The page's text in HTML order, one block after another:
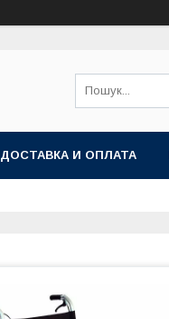
ДОСТАВКА И ОПЛАТА